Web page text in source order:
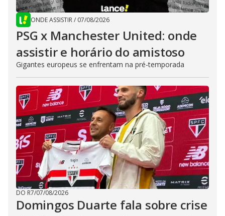
ONDE ASSISTIR/ 07/08/2026
PSG x Manchester United: onde
assistir e horário do amistoso
Gigantes europeus se enfrentam na pré-temporada
DO R7/07/08/2026
Domingos Duarte fala sobre crise